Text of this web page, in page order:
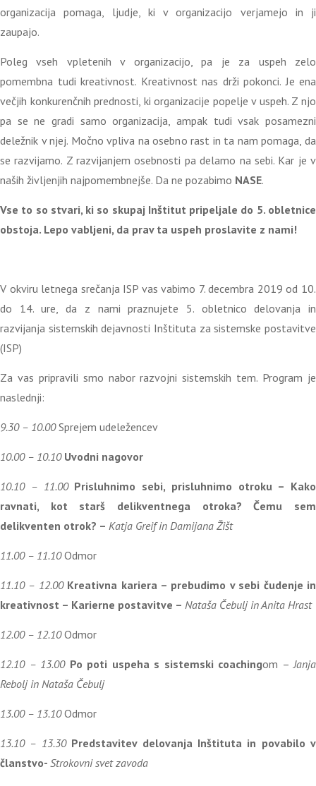
organizacija pomaga, ljudje, ki v organizacijo verjamejo in ji
zaupajo.
Poleg vseh vpletenih v organizacijo, pa je za uspeh zelo
pomembna tudi kreativnost. Kreativnost nas drži pokonci. Je ena
večjih konkurenčnih prednosti, ki organizacije popelje v uspeh. Z njo
pa se ne gradi samo organizacija, ampak tudi vsak posamezni
deležnik v njej. Močno vpliva na osebno rast in ta nam pomaga, da
se razvijamo. Z razvijanjem osebnosti pa delamo na sebi. Kar je v
naših življenjih najpomembnejše. Da ne pozabimo NASE.
Vse to so stvari, ki so skupaj Inštitut pripeljale do 5. obletnice
obstoja. Lepo vabljeni, da prav ta uspeh proslavite z nami!
V okviru letnega srečanja ISP vas vabimo 7. decembra 2019 od 10.
do 14. ure, da z nami praznujete 5. obletnico delovanja in
razvijanja sistemskih dejavnosti Inštituta za sistemske postavitve
(ISP)
Za vas pripravili smo nabor razvojni sistemskih tem. Program je
naslednji:
9.30 – 10.00Sprejem udeležencev
10.00 – 10.10 Uvodni nagovor
10.10 – 11.00 Prisluhnimo sebi, prisluhnimo otroku – Kako
ravnati, kot starš delikventnega otroka? Čemu sem
delikventen otrok? – Katja Greif in Damijana Žišt
11.00 – 11.10Odmor
11.10 – 12.00 Kreativna kariera – prebudimo v sebi čudenje in
kreativnost – Karierne postavitve – Nataša Čebulj in Anita Hrast
12.00 – 12.10Odmor
12.10 – 13.00 Po poti uspeha s sistemski coachingom –Janja
Rebolj in Nataša Čebulj
13.00 – 13.10Odmor
13.10 – 13.30 Predstavitev delovanja Inštituta in povabilo v
članstvo- Strokovni svet zavoda